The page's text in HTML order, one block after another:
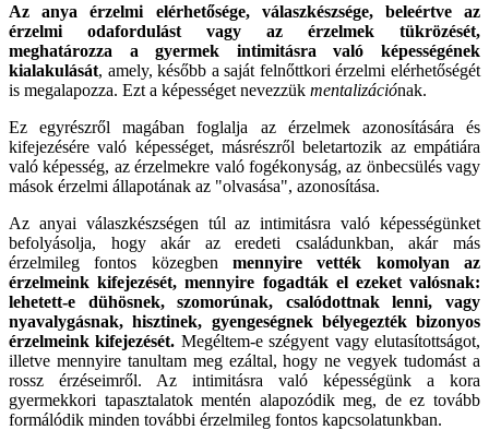
Az anya érzelmi elérhetősége, válaszkészsége, beleértve az
érzelmi odafordulást vagy az érzelmek tükrözését,
meghatározza a gyermek intimitásra való képességének
kialakulását, amely, később a saját felnőttkori érzelmi elérhetőségét
is megalapozza. Ezt a képességet nevezzük mentalizációnak.
Ez egyrészről magában foglalja az érzelmek azonosítására és
kifejezésére való képességet, másrészről beletartozik az empátiára
való képesség, az érzelmekre való fogékonyság, az önbecsülés vagy
mások érzelmi állapotának az "olvasása", azonosítása.
Az anyai válaszkészségen túl az intimitásra való képességünket
befolyásolja, hogy akár az eredeti családunkban, akár más
érzelmileg fontos közegben mennyire vették komolyan az
érzelmeink kifejezését, mennyire fogadták el ezeket valósnak:
lehetett-e dühösnek, szomorúnak, csalódottnak lenni, vagy
nyavalygásnak, hisztinek, gyengeségnek bélyegezték bizonyos
érzelmeink kifejezését. Megéltem-e szégyent vagy elutasítottságot,
illetve mennyire tanultam meg ezáltal, hogy ne vegyek tudomást a
rossz érzéseimről. Az intimitásra való képességünk a kora
gyermekkori tapasztalatok mentén alapozódik meg, de ez tovább
formálódik minden további érzelmileg fontos kapcsolatunkban.